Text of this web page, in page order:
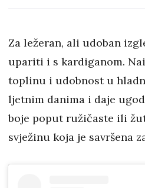
Za ležeran, ali udoban
upariti i s kardiganom.
toplinu i udobnost u
ljetnim danima i daje
boje poput ružičaste ili
svježinu koja je savršena